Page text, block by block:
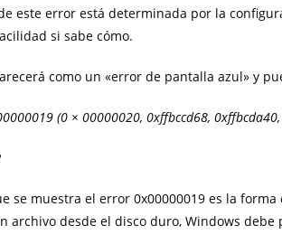
este error está determinada por la
si sabe cómo.
como un «error de pantalla azul» y
(0 × 00000020, 0xffbccd68,
se muestra el error 0x00000019 es la
archivo desde el disco duro, Windows